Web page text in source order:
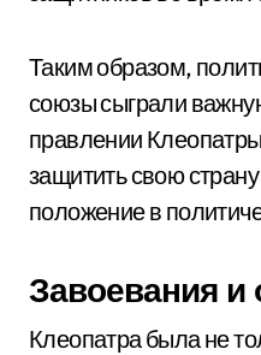
Таким образом,
союзы сыграли
правлении
защитить свою
положение в
Завоевания и
Клеопатра была не